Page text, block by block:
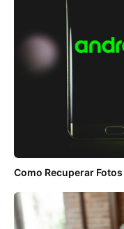
Como Recuperar